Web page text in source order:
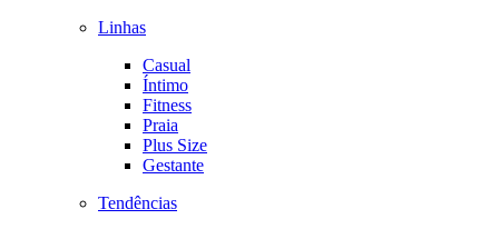
Linhas
Casual
Íntimo
Fitness
Praia
Plus Size
Gestante
Tendências